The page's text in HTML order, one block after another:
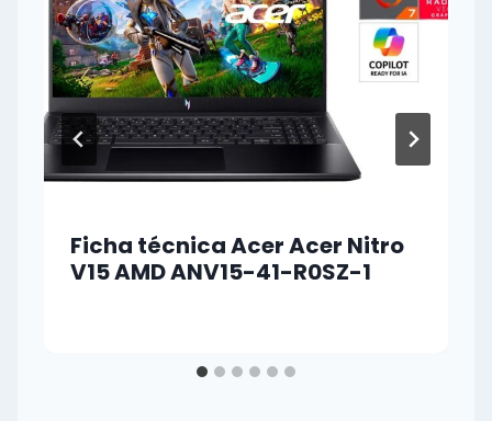
Ficha técnica Acer Acer Nitro
V15 AMD ANV15-41-R0SZ-1